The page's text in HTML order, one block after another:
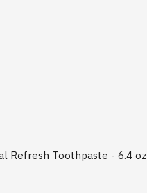
Refresh Toothpaste - 6.4 oz